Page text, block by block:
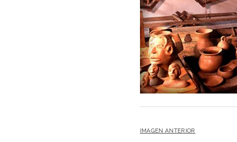
IMAGEN ANTERIOR